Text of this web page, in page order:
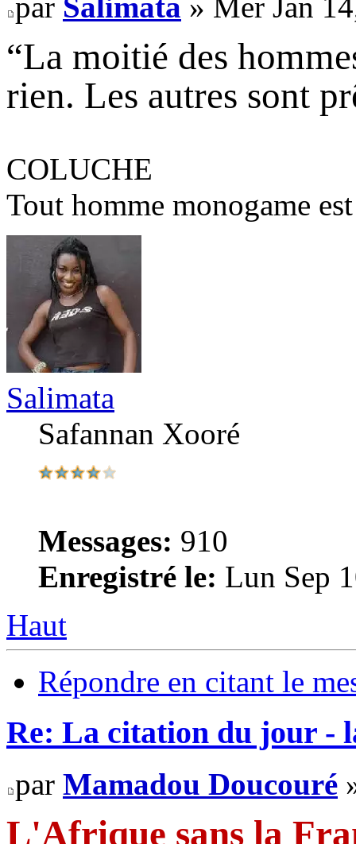
“La moitié des
rien. Les autres sont
COLUCHE
Tout homme monogame
Salimata
Safannan Xooré
Messages: 910
Enregistré le: Lun Sep
Haut
Répondre en citant le
Re: La citation du jour -
par Mamadou Doucouré
L'Afrique sans la